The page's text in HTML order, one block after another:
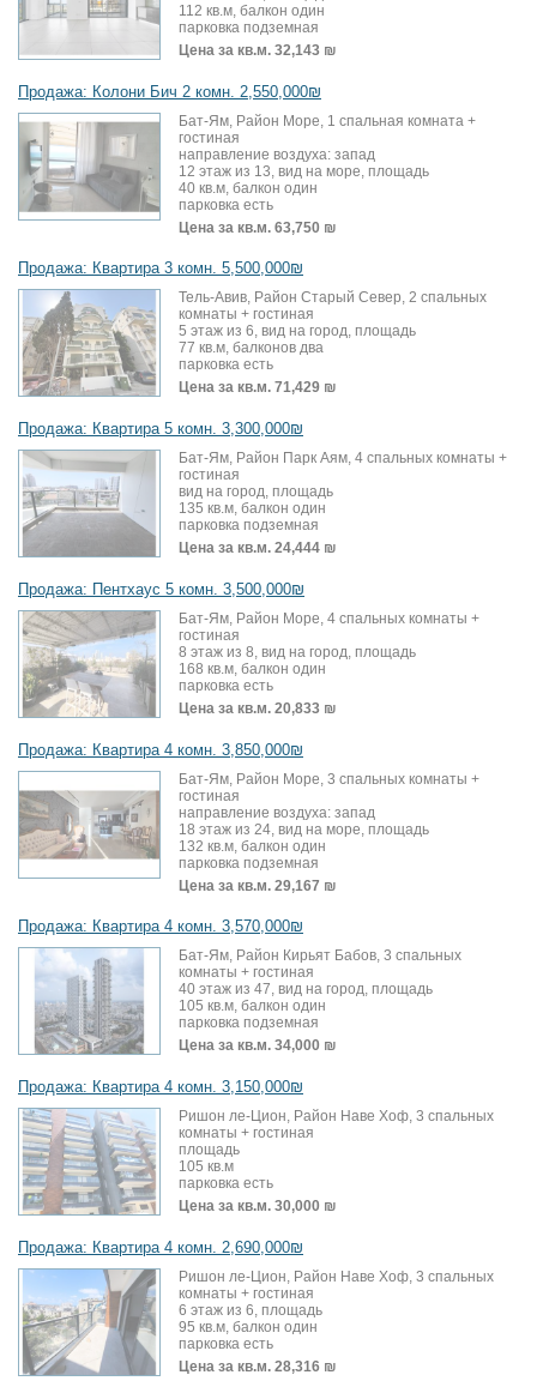
112 кв.м, балкон один
парковка подземная
Цена за кв.м. 32,143 ₪
Продажа: Колони Бич 2 комн. 2,550,000₪
Бат-Ям, Район Море, 1 спальная комната +
гостиная
направление воздуха: запад
12 этаж из 13, вид на море, площадь
40 кв.м, балкон один
парковка есть
Цена за кв.м. 63,750 ₪
Продажа: Квартира 3 комн. 5,500,000₪
Тель-Авив, Район Старый Север, 2 спальных
комнаты + гостиная
5 этаж из 6, вид на город, площадь
77 кв.м, балконов два
парковка есть
Цена за кв.м. 71,429 ₪
Продажа: Квартира 5 комн. 3,300,000₪
Бат-Ям, Район Парк Аям, 4 спальных комнаты +
гостиная
вид на город, площадь
135 кв.м, балкон один
парковка подземная
Цена за кв.м. 24,444 ₪
Продажа: Пентхаус 5 комн. 3,500,000₪
Бат-Ям, Район Море, 4 спальных комнаты +
гостиная
8 этаж из 8, вид на город, площадь
168 кв.м, балкон один
парковка есть
Цена за кв.м. 20,833 ₪
Продажа: Квартира 4 комн. 3,850,000₪
Бат-Ям, Район Море, 3 спальных комнаты +
гостиная
направление воздуха: запад
18 этаж из 24, вид на море, площадь
132 кв.м, балкон один
парковка подземная
Цена за кв.м. 29,167 ₪
Продажа: Квартира 4 комн. 3,570,000₪
Бат-Ям, Район Кирьят Бабов, 3 спальных
комнаты + гостиная
40 этаж из 47, вид на город, площадь
105 кв.м, балкон один
парковка подземная
Цена за кв.м. 34,000 ₪
Продажа: Квартира 4 комн. 3,150,000₪
Ришон ле-Цион, Район Наве Хоф, 3 спальных
комнаты + гостиная
площадь
105 кв.м
парковка есть
Цена за кв.м. 30,000 ₪
Продажа: Квартира 4 комн. 2,690,000₪
Ришон ле-Цион, Район Наве Хоф, 3 спальных
комнаты + гостиная
6 этаж из 6, площадь
95 кв.м, балкон один
парковка есть
Цена за кв.м. 28,316 ₪